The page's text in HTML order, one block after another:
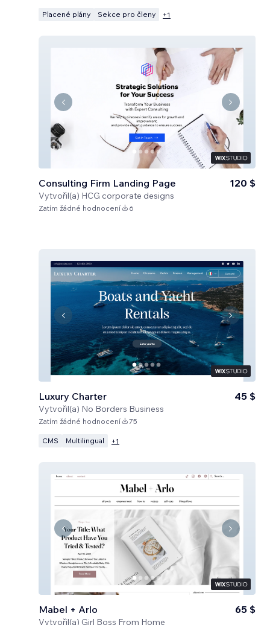
Placené plány Sekce pro členy +1
Consulting Firm Landing Page
Vytvořil(a) HCG corporate designs
120 $
Zatím žádné hodnocení 6
Luxury Charter
Vytvořil(a) No Borders Business
45 $
Zatím žádné hodnocení 75
CMS Multilingual +1
Mabel + Arlo
Vytvořil(a) Girl Boss From Home
65 $